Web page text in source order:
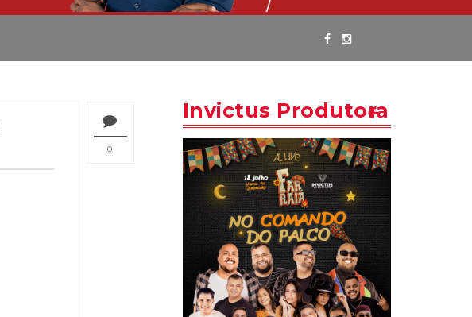
0
Invictus Produtora